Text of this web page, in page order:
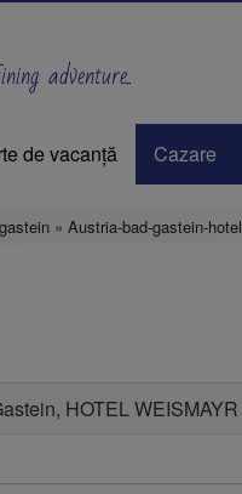
adventure..
de vacanță Cazare
» Austria-bad-gastein-
HOTEL WEISMAYR